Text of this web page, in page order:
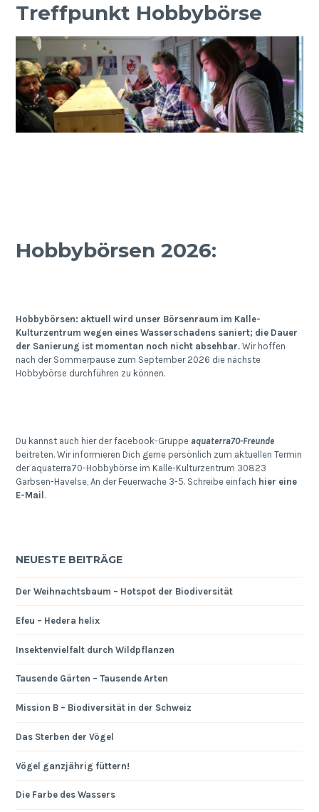
Treffpunkt Hobbybörse
Hobbybörsen 2026:
Hobbybörsen: aktuell wird unser Börsenraum im Kalle-
Kulturzentrum wegen eines Wasserschadens saniert; die Dauer
der Sanierung ist momentan noch nicht absehbar. Wir hoffen
nach der Sommerpause zum September 2026 die nächste
Hobbybörse durchführen zu können.
Du kannst auch hier der facebook-Gruppeaquaterra70-Freunde
beitreten. Wir informieren Dich gerne persönlich zum aktuellen Termin
der aquaterra70-Hobbybörse im Kalle-Kulturzentrum 30823
Garbsen-Havelse, An der Feuerwache 3-5. Schreibe einfach hier eine
E-Mail .
NEUESTE BEITRÄGE
Der Weihnachtsbaum – Hotspot der Biodiversität
Efeu – Hedera helix
Insektenvielfalt durch Wildpflanzen
Tausende Gärten – Tausende Arten
Mission B – Biodiversität in der Schweiz
Das Sterben der Vögel
Vögel ganzjährig füttern!
Die Farbe des Wassers